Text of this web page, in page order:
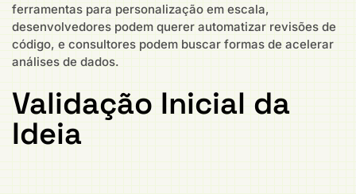
ferramentas para personalização em escala,
desenvolvedores podem querer automatizar revisões de
código, e consultores podem buscar formas de acelerar
análises de dados.
Validação Inicial da
Ideia